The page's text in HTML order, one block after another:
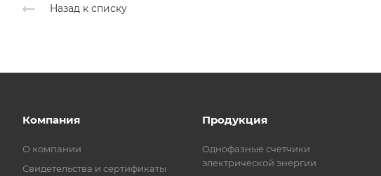
Назад к списку
Компания
О компании
Свидетельства и сертификаты
Продукция
Однофазные счетчики
электрической энергии